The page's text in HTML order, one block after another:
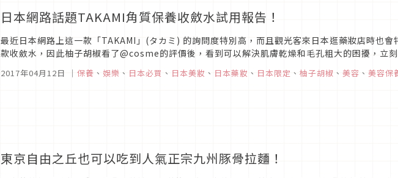
日本網路話題TAKAMI角質保養收斂水試用報告！
最近日本網路上這一款「TAKAMI」(タカミ) 的詢問度特別高，而且觀光客來日本逛藥妝店時也會
款收斂水，因此柚子胡椒看了@cosme的評價後，看到可以解決肌膚乾燥和毛孔粗大的困擾，立
2017年04月12日 ｜ 保養 、 娛樂 、 日本必買 、 日本美妝 、 日本藥妝 、 日本限定 、 柚子胡椒 、 美容 、 美容保
東京自由之丘也可以吃到人氣正宗九州豚骨拉麵！